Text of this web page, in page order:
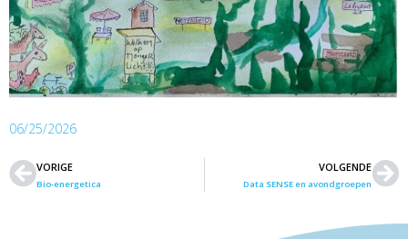
06/25/2026
Vorige
VORIGE
Bio-energetica
VOLGENDE
Data SENSE en avondgroepen